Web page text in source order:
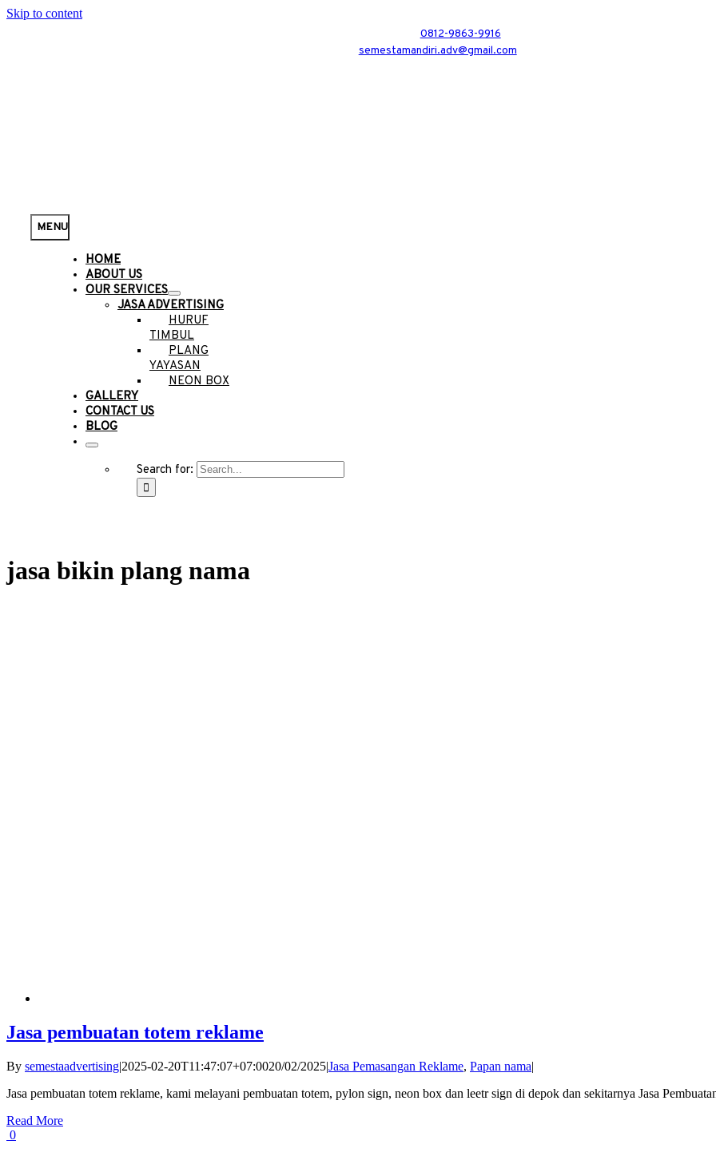
Skip to content
0812-9863-9916
semestamandiri.adv@gmail.com
MENU
HOME
ABOUT US
OUR SERVICES
JASA ADVERTISING
HURUF
TIMBUL
PLANG
YAYASAN
NEON BOX
GALLERY
CONTACT US
BLOG
Search for:
jasa bikin plang nama
Jasa pembuatan totem reklame
By semestaadvertising|2025-02-20T11:47:07+07:0020/02/2025|Jasa Pemasangan Reklame, Papan nama|
Jasa pembuatan totem reklame, kami melayani pembuatan totem, pylon sign, neon box dan leetr sign di depok dan sekitarnya Jasa
Read More
0